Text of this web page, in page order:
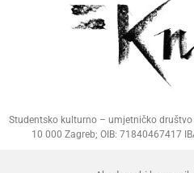
Studentsko kulturno – umjetničko društvo
10 000 Zagreb; OIB: 71840467417